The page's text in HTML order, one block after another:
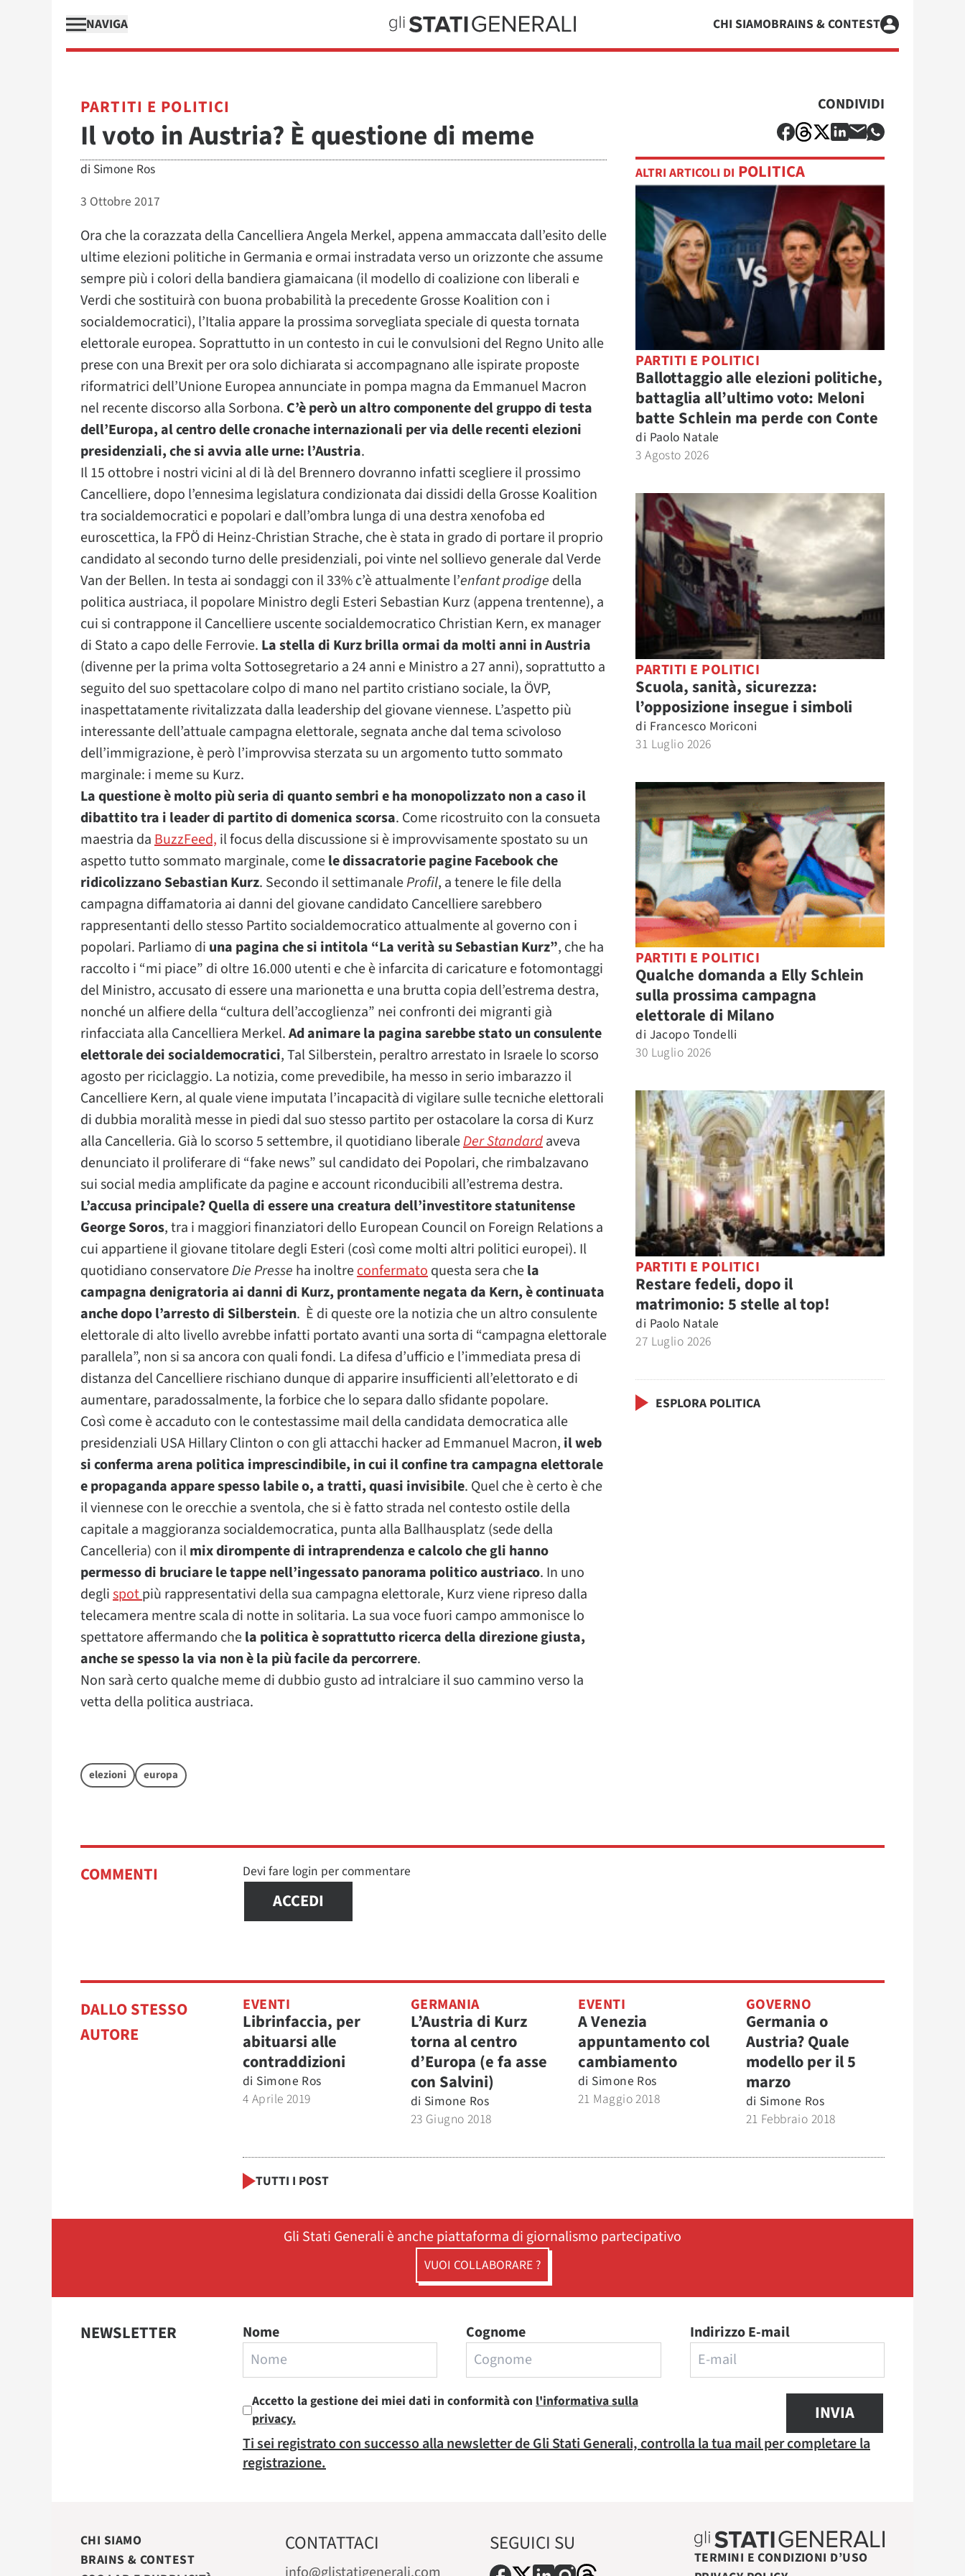
NAVIGA CHI SIAMOBRAINS & CONTEST
PARTITI E POLITICI
Il voto in Austria? È questione di meme
di Simone Ros
3 Ottobre 2017
Ora che la corazzata della Cancelliera Angela Merkel, appena ammaccata dall’esito delle
ultime elezioni politiche in Germania e ormai instradata verso un orizzonte che assume
sempre più i colori della bandiera giamaicana (il modello di coalizione con liberali e
Verdi che sostituirà con buona probabilità la precedente Grosse Koalition con i
socialdemocratici), l’Italia appare la prossima sorvegliata speciale di questa tornata
elettorale europea. Soprattutto in un contesto in cui le convulsioni del Regno Unito alle
prese con una Brexit per ora solo dichiarata si accompagnano alle ispirate proposte
riformatrici dell’Unione Europea annunciate in pompa magna da Emmanuel Macron
nel recente discorso alla Sorbona. C’è però un altro componente del gruppo di testa
dell’Europa, al centro delle cronache internazionali per via delle recenti elezioni
presidenziali, che si avvia alle urne: l’Austria.
Il 15 ottobre i nostri vicini al di là del Brennero dovranno infatti scegliere il prossimo
Cancelliere, dopo l’ennesima legislatura condizionata dai dissidi della Grosse Koalition
tra socialdemocratici e popolari e dall’ombra lunga di una destra xenofoba ed
euroscettica, la FPÖ di Heinz-Christian Strache, che è stata in grado di portare il proprio
candidato al secondo turno delle presidenziali, poi vinte nel sollievo generale dal Verde
Van der Bellen. In testa ai sondaggi con il 33% c’è attualmente l’enfant prodige della
politica austriaca, il popolare Ministro degli Esteri Sebastian Kurz (appena trentenne), a
cui si contrappone il Cancelliere uscente socialdemocratico Christian Kern, ex manager
di Stato a capo delle Ferrovie. La stella di Kurz brilla ormai da molti anni in Austria
(divenne per la prima volta Sottosegretario a 24 anni e Ministro a 27 anni), soprattutto a
seguito del suo spettacolare colpo di mano nel partito cristiano sociale, la ÖVP,
inaspettatamente rivitalizzata dalla leadership del giovane viennese. L’aspetto più
interessante dell’attuale campagna elettorale, segnata anche dal tema scivoloso
dell’immigrazione, è però l’improvvisa sterzata su un argomento tutto sommato
marginale: i meme su Kurz.
La questione è molto più seria di quanto sembri e ha monopolizzato non a caso il
dibattito tra i leader di partito di domenica scorsa. Come ricostruito con la consueta
maestria daBuzzFeed, il focus della discussione si è improvvisamente spostato su un
aspetto tutto sommato marginale, comele dissacratorie pagine Facebook che
ridicolizzano Sebastian Kurz. Secondo il settimanaleProfil, a tenere le file della
campagna diffamatoria ai danni del giovane candidato Cancelliere sarebbero
rappresentanti dello stesso Partito socialdemocratico attualmente al governo con i
popolari. Parliamo di una pagina che si intitola “La verità su Sebastian Kurz”, che ha
raccolto i “mi piace” di oltre 16.000 utenti e che è infarcita di caricature e fotomontaggi
del Ministro, accusato di essere una marionetta e una brutta copia dell’estrema destra,
nonché un alfiere della “cultura dell’accoglienza” nei confronti dei migranti già
rinfacciata alla Cancelliera Merkel.Ad animare la pagina sarebbe stato un consulente
elettorale dei socialdemocratici, Tal Silberstein, peraltro arrestato in Israele lo scorso
agosto per riciclaggio. La notizia, come prevedibile, ha messo in serio imbarazzo il
Cancelliere Kern, al quale viene imputata l’incapacità di vigilare sulle tecniche elettorali
di dubbia moralità messe in piedi dal suo stesso partito per ostacolare la corsa di Kurz
alla Cancelleria. Già lo scorso 5 settembre, il quotidiano liberaleDer Standardaveva
denunciato il proliferare di “fake news” sul candidato dei Popolari, che rimbalzavano
sui social media amplificate da pagine e account riconducibili all’estrema destra.
L’accusa principale? Quella di essere una creatura dell’investitore statunitense
George Soros, tra i maggiori finanziatori dello European Council on Foreign Relations a
cui appartiene il giovane titolare degli Esteri (così come molti altri politici europei). Il
quotidiano conservatoreDie Presse ha inoltreconfermatoquesta sera chela
campagna denigratoria ai danni di Kurz, prontamente negata da Kern, è continuata
anche dopo l’arresto di Silberstein. È di queste ore la notizia che un altro consulente
elettorale di alto livello avrebbe infatti portato avanti una sorta di “campagna elettorale
parallela”, non si sa ancora con quali fondi. La difesa d’ufficio e l’immediata presa di
distanza del Cancelliere rischiano dunque di apparire insufficienti all’elettorato e di
aumentare, paradossalmente, la forbice che lo separa dallo sfidante popolare.
Così come è accaduto con le contestassime mail della candidata democratica alle
presidenziali USA Hillary Clinton o con gli attacchi hacker ad Emmanuel Macron, il web
si conferma arena politica imprescindibile, in cui il confine tra campagna elettorale
e propaganda appare spesso labile o, a tratti, quasi invisibile. Quel che è certo è che
il viennese con le orecchie a sventola, che si è fatto strada nel contesto ostile della
capitale a maggioranza socialdemocratica, punta alla Ballhausplatz (sede della
Cancelleria) con ilmix dirompente di intraprendenza e calcolo che gli hanno
permesso di bruciare le tappe nell’ingessato panorama politico austriaco. In uno
deglispotpiù rappresentativi della sua campagna elettorale, Kurz viene ripreso dalla
telecamera mentre scala di notte in solitaria. La sua voce fuori campo ammonisce lo
spettatore affermando chela politica è soprattutto ricerca della direzione giusta,
anche se spesso la via non è la più facile da percorrere.
Non sarà certo qualche meme di dubbio gusto ad intralciare il suo cammino verso la
vetta della politica austriaca.
elezioni europa
CONDIVIDI
ALTRI ARTICOLI DI POLITICA
PARTITI E POLITICI
Ballottaggio alle elezioni politiche,
battaglia all’ultimo voto: Meloni
batte Schlein ma perde con Conte
di Paolo Natale
3 Agosto 2026
PARTITI E POLITICI
Scuola, sanità, sicurezza:
l’opposizione insegue i simboli
di Francesco Moriconi
31 Luglio 2026
PARTITI E POLITICI
Qualche domanda a Elly Schlein
sulla prossima campagna
elettorale di Milano
di Jacopo Tondelli
30 Luglio 2026
PARTITI E POLITICI
Restare fedeli, dopo il
matrimonio: 5 stelle al top!
di Paolo Natale
27 Luglio 2026
ESPLORA POLITICA
COMMENTI Devi fare login per commentare
ACCEDI
DALLO STESSO
AUTORE
EVENTI
Librinfaccia, per
abituarsi alle
contraddizioni
di Simone Ros
4 Aprile 2019
GERMANIA
L’Austria di Kurz
torna al centro
d’Europa (e fa asse
con Salvini)
di Simone Ros
23 Giugno 2018
EVENTI
A Venezia
appuntamento col
cambiamento
di Simone Ros
21 Maggio 2018
GOVERNO
Germania o
Austria? Quale
modello per il 5
marzo
di Simone Ros
21 Febbraio 2018
TUTTI I POST
Gli Stati Generali è anche piattaforma di giornalismo partecipativo
VUOI COLLABORARE ?
NEWSLETTER Nome Cognome Indirizzo E-mail
Accetto la gestione dei miei dati in conformità con l'informativa sulla
privacy.
INVIA
Ti sei registrato con successo alla newsletter de Gli Stati Generali, controlla la tua mail per completare la
registrazione.
CHI SIAMO
BRAINS & CONTEST
CONTATTACI SEGUICI SU
TERMINI E CONDIZIONI D’USO